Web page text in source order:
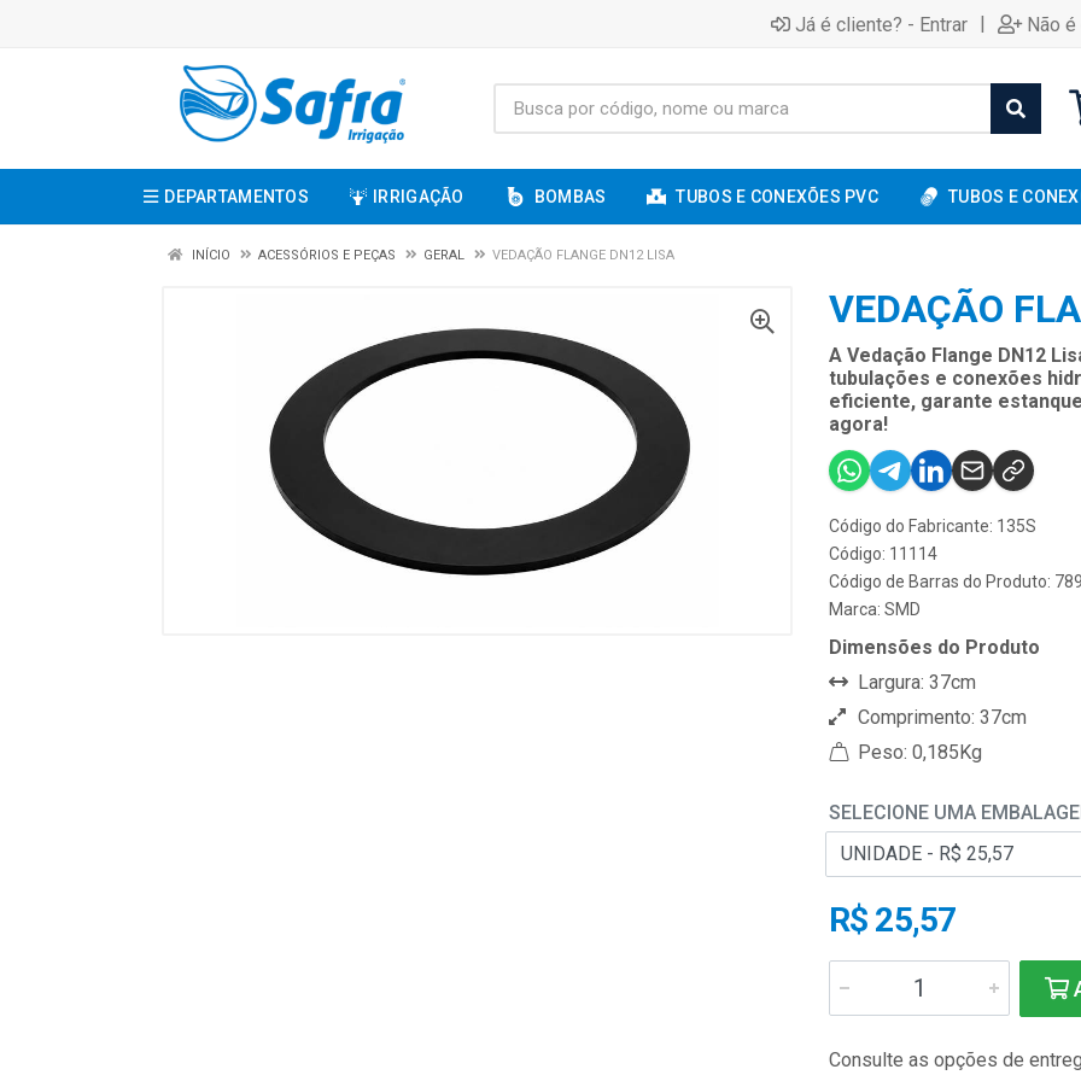
Já é cliente? - Entrar | Não
DEPARTAMENTOS IRRIGAÇÃO BOMBAS TUBOS E CONEXÕES PVC TUBOS E
INÍCIO ACESSÓRIOS E PEÇAS GERAL VEDAÇÃO FLANGE DN12 LISA
VEDAÇÃO
A Vedação Flange DN12
tubulações e conexões
eficiente, garante
agora!
Código do Fabricante: 135S
Código: 11114
Código de Barras do Produto:
Marca: SMD
Dimensões do Produto
Largura: 37cm
Comprimento: 37cm
Peso: 0,185Kg
SELECIONE UMA
R$ 25,57
Consulte as opções de